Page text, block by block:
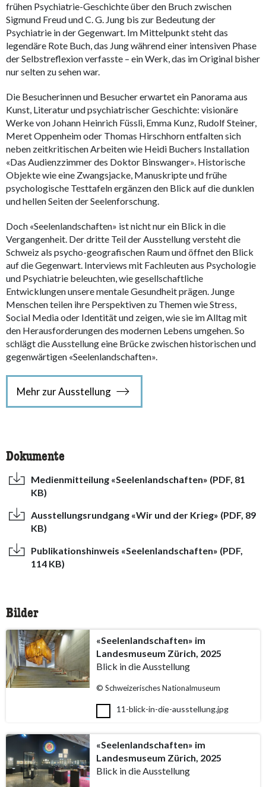
frühen Psychiatrie-Geschichte über den Bruch zwischen
Sigmund Freud und C. G. Jung bis zur Bedeutung der
Psychiatrie in der Gegenwart. Im Mittelpunkt steht das
legendäre Rote Buch, das Jung während einer intensiven Phase
der Selbstreflexion verfasste – ein Werk, das im Original bisher
nur selten zu sehen war.
Die Besucherinnen und Besucher erwartet ein Panorama aus
Kunst, Literatur und psychiatrischer Geschichte: visionäre
Werke von Johann Heinrich Füssli, Emma Kunz, Rudolf Steiner,
Meret Oppenheim oder Thomas Hirschhorn entfalten sich
neben zeitkritischen Arbeiten wie Heidi Buchers Installation
«Das Audienzzimmer des Doktor Binswanger». Historische
Objekte wie eine Zwangsjacke, Manuskripte und frühe
psychologische Testtafeln ergänzen den Blick auf die dunklen
und hellen Seiten der Seelenforschung.
Doch «Seelenlandschaften» ist nicht nur ein Blick in die
Vergangenheit. Der dritte Teil der Ausstellung versteht die
Schweiz als psycho-geografischen Raum und öffnet den Blick
auf die Gegenwart. Interviews mit Fachleuten aus Psychologie
und Psychiatrie beleuchten, wie gesellschaftliche
Entwicklungen unsere mentale Gesundheit prägen. Junge
Menschen teilen ihre Perspektiven zu Themen wie Stress,
Social Media oder Identität und zeigen, wie sie im Alltag mit
den Herausforderungen des modernen Lebens umgehen. So
schlägt die Ausstellung eine Brücke zwischen historischen und
gegenwärtigen «Seelenlandschaften».
Mehr zur Ausstellung
Dokumente
Medienmitteilung «Seelenlandschaften» (PDF, 81
KB)
Ausstellungsrundgang «Wir und der Krieg» (PDF, 89
KB)
Publikationshinweis «Seelenlandschaften» (PDF,
114 KB)
Bilder
«Seelenlandschaften» im
Landesmuseum Zürich, 2025
Blick in die Ausstellung
© Schweizerisches Nationalmuseum
11-blick-in-die-ausstellung.jpg
«Seelenlandschaften» im
Landesmuseum Zürich, 2025
Blick in die Ausstellung